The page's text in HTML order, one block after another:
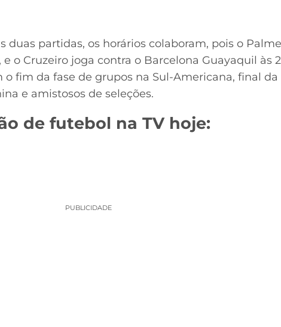
duas partidas, os horários colaboram, pois o
o Cruzeiro joga contra o Barcelona Guayaquil às
fim da fase de grupos na Sul-Americana, final da
e amistosos de seleções.
de futebol na TV hoje:
PUBLICIDADE